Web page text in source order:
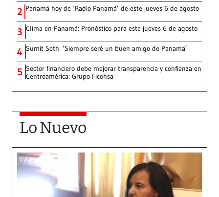
2 Panamá hoy de ‘Radio Panamá’ de este jueves 6 de agosto
3 Clima en Panamá: Pronóstico para este jueves 6 de agosto
4 Sumit Seth: ‘Siempre seré un buen amigo de Panamá’
5 Sector financiero debe mejorar transparencia y confianza en
Centroamérica: Grupo Ficohsa
Lo Nuevo